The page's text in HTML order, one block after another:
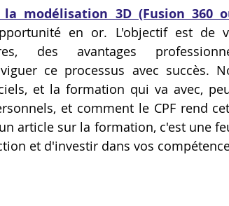
Filament PLA Service administratif
M1 pro Creality HI combo Filament
CPF
modélisation 3D (Fusion 360
en or. L'objectif est de
des avantages
ce processus avec succès.
et la formation qui va avec,
et comment le CPF rend
article sur la formation, c'est une
et d'investir dans vos